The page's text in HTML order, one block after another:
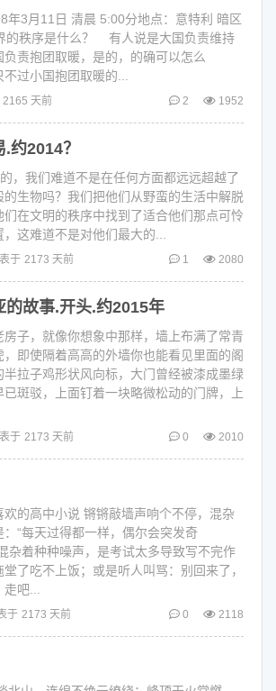
年3月11日 清晨 5:00分地点：意特利 暗区
秩序是什么？ 有人说是大国负责维持
负责抱团取暖，是的，的确可以怎么
小国抱团取暖的...
2165 天前 2 1952
约2014？
，我们难道不是在任何方面都远远超越了
的生物吗？我们把他们从野蛮的生活中解脱
们在文明的秩序中找到了适合他们那点可怜
这难道不是对他们最大的...
于 2173 天前 1 2080
的故事.开头.约2015年
房子，就像你想象中那样，墙上布满了常青
，即使隔着高高的外墙你也能看见里面的阁
半拉子鸡形状风向标，大门曾经被漆成墨绿
已斑驳，上面钉着一块略微松动的门牌，上
于 2173 天前 0 2010
欢的高中小说 锵锵敲墙声响个不停，混杂
：“每天过得都一样，偶尔会突发奇
着种种噪声，是考试太多导致写不完作
堂了吃不上饭；或是听人叫骂：别回来了，
吧...
于 2173 天前 0 2118